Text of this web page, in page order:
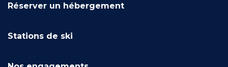
Réserver un hébergement
Stations de ski